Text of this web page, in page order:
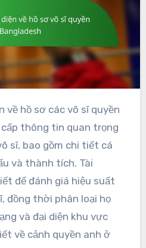
thông tin quan trọng
sĩ, bao gồm chi tiết cá
và thành tích. Tài
để đánh giá hiệu suất
đồng thời phân loại họ
và đại diện khu vực
về cảnh quyền anh ở